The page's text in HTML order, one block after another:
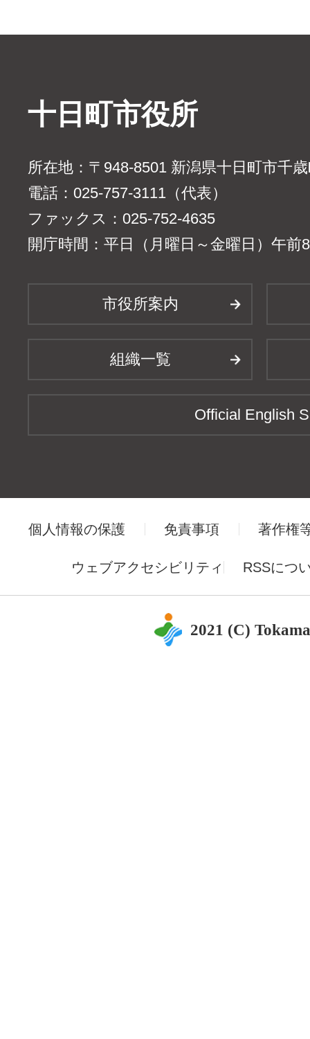
十日町市役所
所在地：〒948-8501 新潟県十日町市千
電話：025-757-3111（代表）
ファックス：025-752-4635
開庁時間：平日（月曜日～金曜日）午前
市役所案内
組織一覧
Official English
個人情報の保護 免責事項 著作権
ウェブアクセシビリティ RSSにつ
2021 (C)